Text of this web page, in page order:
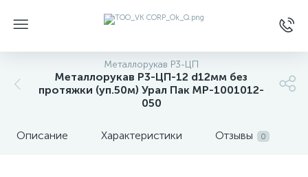
Металлорукав Р3-ЦП
Металлорукав Р3-ЦП-12 d12мм без
протяжки (уп.50м) Урал Пак МР-1001012-
050
Описание Характеристики Отзывы 0